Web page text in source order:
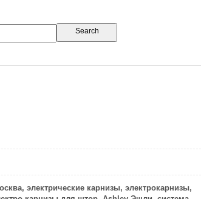
электрические карнизы, электрокарнизы,